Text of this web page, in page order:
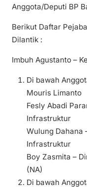
Anggota/Deputi BP
Berikut Daftar
Dilantik :
Imbuh Agustanto –
Di bawah
Mouris Limanto
Fesly Abadi
Infrastruktur
Wulung Dahana
Infrastruktur
Boy Zasmita –
(NA)
Di bawah